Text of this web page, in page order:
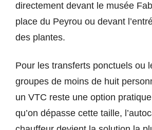
directement devant le musée
place du Peyrou ou devant
des plantes.
Pour les transferts ponctuels ou
groupes de moins de huit
un VTC reste une option
qu’on dépasse cette taille,